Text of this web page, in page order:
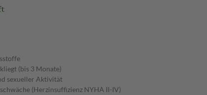
(bis 3 Monate)
sexueller Aktivität
(Herzinsuffizienz NYHA II-IV)